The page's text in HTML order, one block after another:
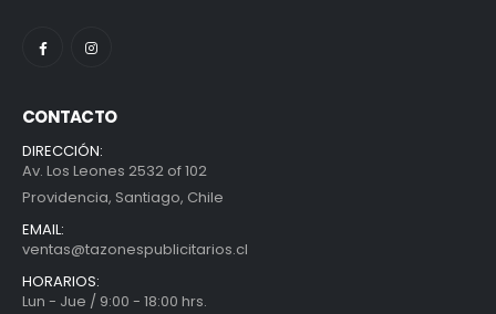
CONTACTO
DIRECCIÓN:
Av. Los Leones 2532 of 102
Providencia, Santiago, Chile
EMAIL:
ventas@tazonespublicitarios.cl
HORARIOS:
Lun - Jue / 9:00 - 18:00 hrs.